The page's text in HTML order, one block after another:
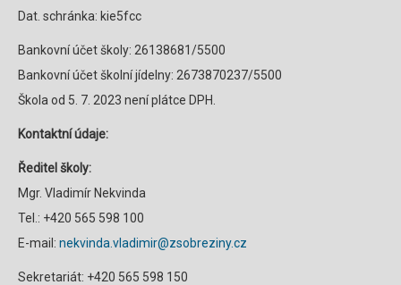
Dat. schránka: kie5fcc
Bankovní účet školy: 26138681/5500
Bankovní účet školní jídelny: 2673870237/5500
Škola od 5. 7. 2023 není plátce DPH.
Kontaktní údaje:
Ředitel školy:
Mgr. Vladimír Nekvinda
Tel.: +420 565 598 100
E-mail: nekvinda.vladimir@zsobreziny.cz
Sekretariát: +420 565 598 150